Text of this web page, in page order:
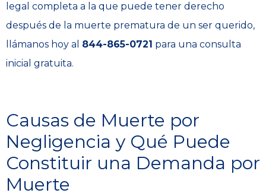
legal completa a la que puede tener derecho
después de la muerte prematura de un ser querido,
llámanos hoy al 844-865-0721 para una consulta
inicial gratuita.
Causas de Muerte por
Negligencia y Qué Puede
Constituir una Demanda por
Muerte